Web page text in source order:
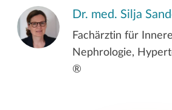
Psychosoziale Beratung
Dr. med. Silja
Fachärztin für
Nephrologie,
®